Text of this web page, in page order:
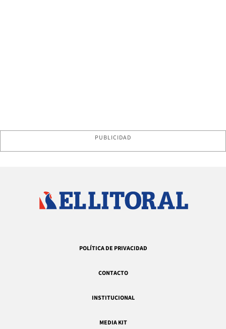
PUBLICIDAD
POLÍTICA DE PRIVACIDAD
CONTACTO
INSTITUCIONAL
MEDIA KIT